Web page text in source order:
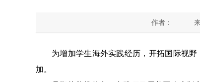
作者：
为增加学生海外实践经历，开拓国际视
加。